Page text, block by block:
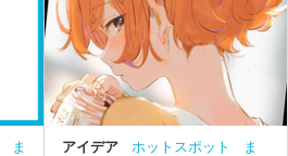
ま
アイデア ホットスポット
ま